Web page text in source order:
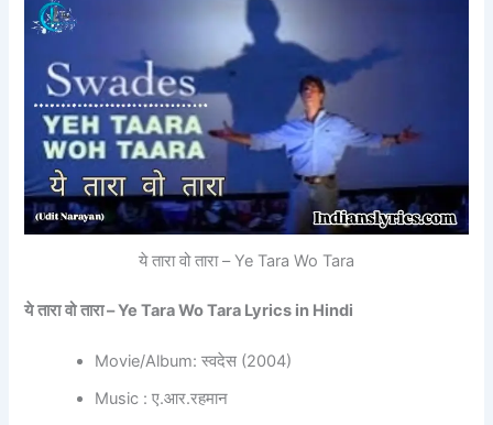
ये तारा वो तारा – Ye Tara Wo Tara
ये तारा वो तारा– Ye Tara Wo Tara Lyrics in Hindi
Movie/Album: स्वदेस (2004)
Music : ए.आर.रहमान